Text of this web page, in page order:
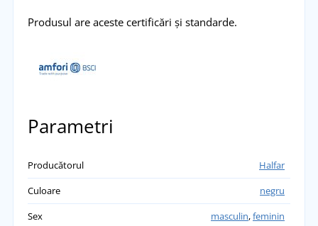
Produsul are aceste certificări și standarde.
Parametri
Producătorul
Halfar
Culoare
negru
Sex
masculin,feminin